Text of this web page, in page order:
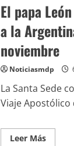
El papa
a la
noviembre
Noticiasmdp
La Santa Sede
Viaje
Leer Más